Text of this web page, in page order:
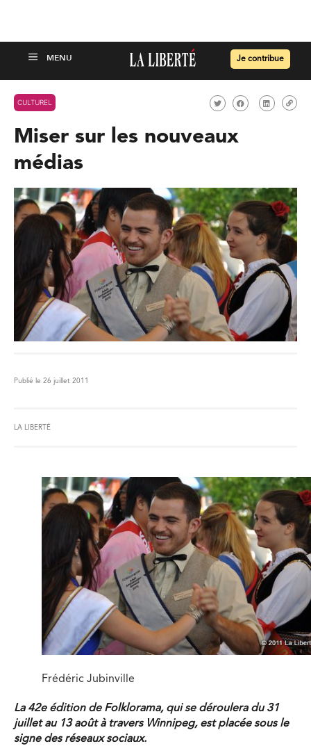
Je contribue
CULTUREL
Miser sur les nouveaux
médias
Publié le 26 juillet 2011
LA LIBERTÉ
Frédéric Jubinville
La 42e édition de Folklorama, qui se déroulera du 31
juillet au 13 août à travers Winnipeg, est placée sous le
signe des réseaux sociaux.